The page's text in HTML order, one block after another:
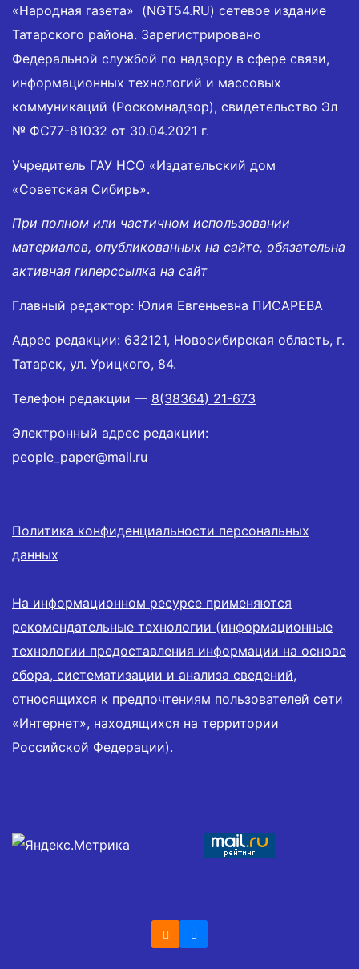
«Народная газета» (NGT54.RU) сетевое издание
Татарского района. Зарегистрировано
Федеральной службой по надзору в сфере связи,
информационных технологий и массовых
коммуникаций (Роскомнадзор), свидетельство Эл
№ ФС77-81032 от 30.04.2021 г.
Учредитель ГАУ НСО «Издательский дом
«Советская Сибирь».
При полном или частичном использовании
материалов, опубликованных на сайте, обязательна
активная гиперссылка на сайт
Главный редактор: Юлия Евгеньевна ПИСАРЕВА
Адрес редакции: 632121, Новосибирская область, г.
Татарск, ул. Урицкого, 84.
Телефон редакции — 8(38364) 21-673
Электронный адрес редакции:
people_paper@mail.ru
Политика конфиденциальности персональных
данных
На информационном ресурсе применяются
рекомендательные технологии (информационные
технологии предоставления информации на основе
сбора, систематизации и анализа сведений,
относящихся к предпочтениям пользователей сети
«Интернет», находящихся на территории
Российской Федерации).